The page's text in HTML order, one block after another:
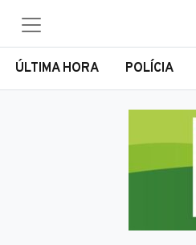
ÚLTIMA HORA POLÍCIA